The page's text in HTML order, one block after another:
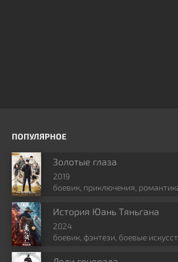
ПОПУЛЯРНОЕ
Золотые глаза
2019
боевик, приключения,
История Юань Тяньгана
2024
боевик, фэнтези, боевые